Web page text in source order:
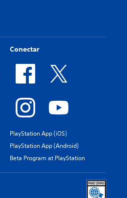
Conectar
PlayStation App (iOS)
PlayStation App (Android)
Beta Program at PlayStation